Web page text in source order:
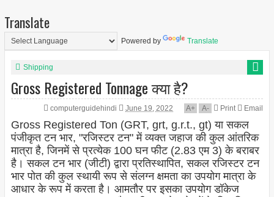
Translate
Powered by Translate
Shipping
Gross Registered Tonnage क्या है?
computerguidehindi June 19, 2022 A+ A- Print Email
Gross Registered Ton (GRT, grt, g.r.t., gt) या सकल
पंजीकृत टन भार, "रजिस्टर टन" में व्यक्त जहाज की कुल आंतरिक
मात्रा है, जिनमें से प्रत्येक 100 घन फीट (2.83 एम 3) के बराबर
है। सकल टन भार (जीटी) द्वारा प्रतिस्थापित, सकल रजिस्टर टन
भार पोत की कुल स्थायी रूप से संलग्न क्षमता का उपयोग मात्रा के
आधार के रूप में करता है। आमतौर पर इसका उपयोग डॉकेज